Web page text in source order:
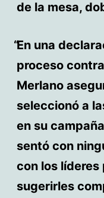
de la mesa,
En una
proceso
Merlano
seleccionó a
en su
sentó con
con los
sugerirles